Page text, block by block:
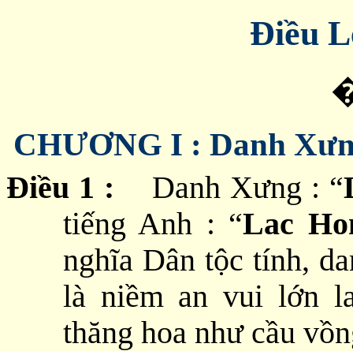
Điều
CHƯƠNG I : Danh
Điều 1 : Danh Xưng : “
tiếng Anh : “Lac
nghĩa Dân tộc tính,
là niềm an vui lớn
thăng hoa như cầu